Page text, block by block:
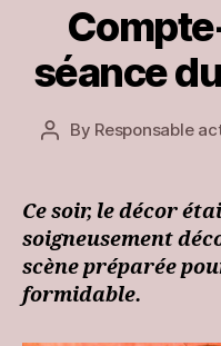
séance
Post
By Responsable
Ce soir, le décor
soigneusement
scène préparée
formidable.